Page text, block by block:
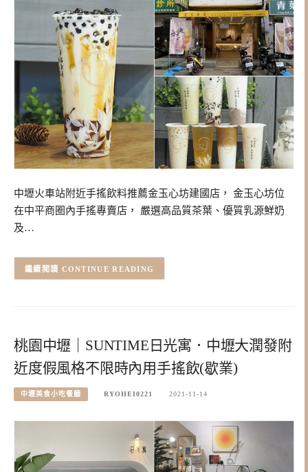
中壢火車站附近手搖飲料推薦金玉心坊建國店， 金玉心坊位
在中平商圈內手搖專賣店， 嚴選高品質茶葉、優質乳源鮮奶
及…
CONTINUE READING
桃園中壢｜SUNTIME日光寓．中壢大潤發附
近度假風格不限時內用手搖飲(歇業)
中壢美食小吃餐廳 RYOHEI0221 2021-11-14